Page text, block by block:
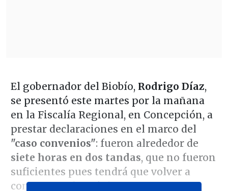
El gobernador del Biobío, Rodrigo Díaz,
se presentó este martes por la mañana
en la Fiscalía Regional, en Concepción, a
prestar declaraciones en el marco del
"caso convenios": fueron alrededor de
siete horas en dos tandas, que no fueron
suficientes pues tendrá que volver a
comparecer la próxima semana.